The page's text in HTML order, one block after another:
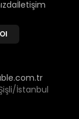
İletişim
İstanbul